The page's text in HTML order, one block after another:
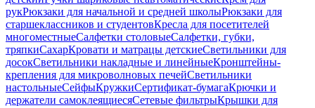
рукРюкзаки для начальной и средней школыРюкзаки для
старшеклассников и студентовКресла для посетителей
многоместныеСалфетки столовыеСалфетки, губки,
тряпкиСахарКровати и матрацы детскиеСветильники для
досокСветильники накладные и линейныеКронштейны-
крепления для микроволновых печейСветильники
настольныеСейфыКружкиСертификат-бумагаКрючки и
держатели самоклеящиесяСетевые фильтрыКрышки для